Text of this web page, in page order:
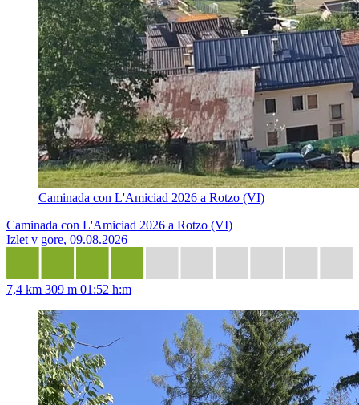
Caminada con L'Amiciad 2026 a Rotzo (VI)
Caminada con L'Amiciad 2026 a Rotzo (VI)
Izlet v gore, 09.08.2026
7,4 km 309 m 01:52 h:m